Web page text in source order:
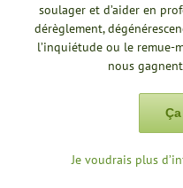
soulager et d’aider en
dérèglement,
l’inquiétude ou le remue-
nous
Je voudrais plus